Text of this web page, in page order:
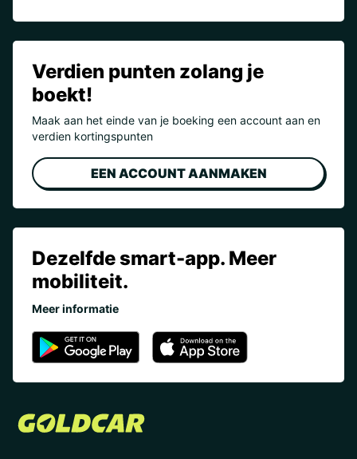
Verdien punten zolang je
boekt!
Maak aan het einde van je boeking een account aan en
verdien kortingspunten
EEN ACCOUNT AANMAKEN
Dezelfde smart-app. Meer
mobiliteit.
Meer informatie